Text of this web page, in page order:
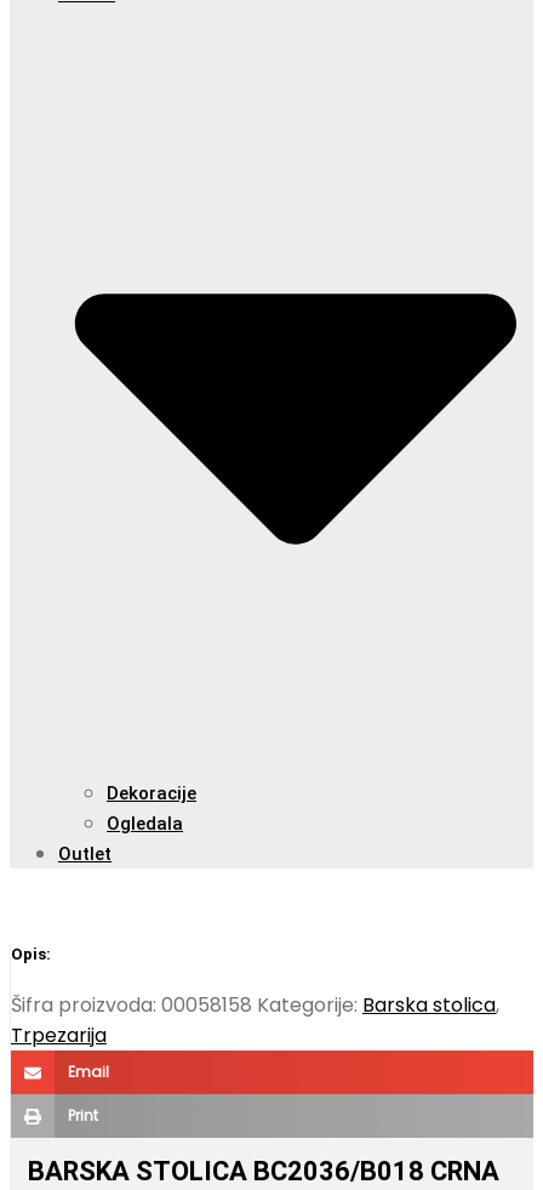
Dekoracije
Ogledala
Outlet
Opis:
Šifra proizvoda: 00058158 Kategorije: Barska stolica,
Trpezarija
Email
Print
BARSKA STOLICA BC2036/B018 CRNA